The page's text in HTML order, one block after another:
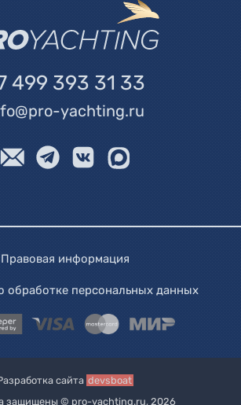
499 393 31 33
yachting.ru
Правовая информация
обработке персональных данных
сайта devsboat
защищены © pro-yachting.ru, 2026